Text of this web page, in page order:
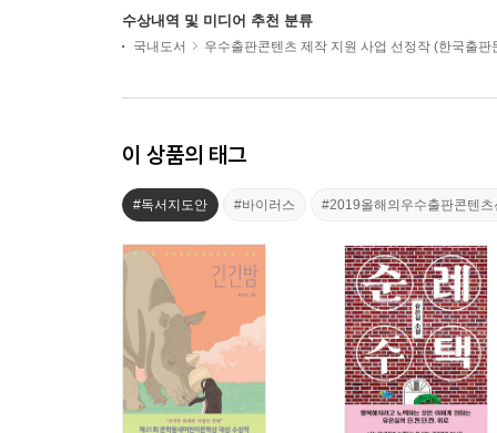
수상내역 및 미디어 추천 분류
국내도서 우수출판콘텐츠 제작 지원 사업 선정작 (한국출판
이 상품의 태그
#독서지도안 #바이러스 #2019올해의우수출판콘텐